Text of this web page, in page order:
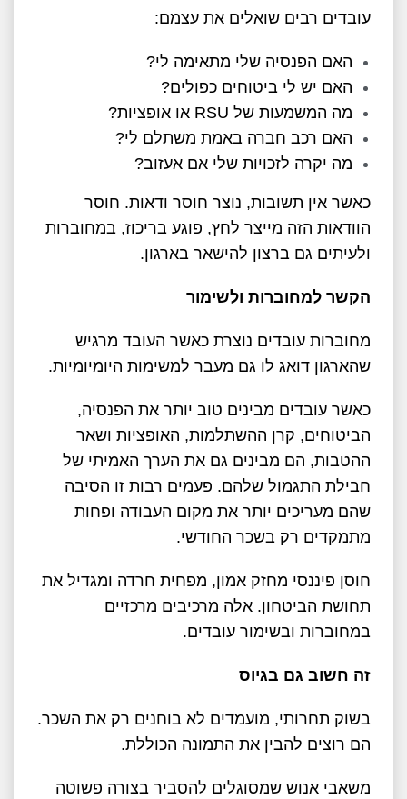
עובדים רבים שואלים את עצמם:
האם הפנסיה שלי מתאימה לי?
האם יש לי ביטוחים כפולים?
מה המשמעות של RSU או אופציות?
האם רכב חברה באמת משתלם לי?
מה יקרה לזכויות שלי אם אעזוב?
כאשר אין תשובות, נוצר חוסר ודאות. חוסר
הוודאות הזה מייצר לחץ, פוגע בריכוז, במחוברות
ולעיתים גם ברצון להישאר בארגון.
הקשר למחוברות ולשימור
מחוברות עובדים נוצרת כאשר העובד מרגיש
שהארגון דואג לו גם מעבר למשימות היומיומיות.
כאשר עובדים מבינים טוב יותר את הפנסיה,
הביטוחים, קרן ההשתלמות, האופציות ושאר
ההטבות, הם מבינים גם את הערך האמיתי של
חבילת התגמול שלהם. פעמים רבות זו הסיבה
שהם מעריכים יותר את מקום העבודה ופחות
מתמקדים רק בשכר החודשי.
חוסן פיננסי מחזק אמון, מפחית חרדה ומגדיל את
תחושת הביטחון. אלה מרכיבים מרכזיים
במחוברות ובשימור עובדים.
זה חשוב גם בגיוס
בשוק תחרותי, מועמדים לא בוחנים רק את השכר.
הם רוצים להבין את התמונה הכוללת.
משאבי אנוש שמסוגלים להסביר בצורה פשוטה